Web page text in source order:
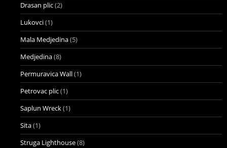
Drasan plic(2)
Lukovci(1)
Mala Medjedina(5)
Medjedina(8)
Permuravica Wall(1)
Petrovac plic(1)
Saplun Wreck(1)
Sita(1)
Struga Lighthouse(8)